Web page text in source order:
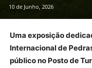
10 de Junho, 2026
Uma exposição
Internacional de
público no Posto de